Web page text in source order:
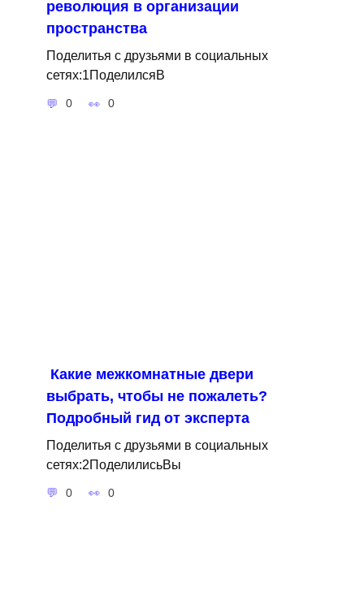
революция в организации
пространства
Поделитья с друзьями в социальных
сетях:1ПоделилсяВ
0 0
Какие межкомнатные двери
выбрать, чтобы не пожалеть?
Подробный гид от эксперта
Поделитья с друзьями в социальных
сетях:2ПоделилисьВы
0 0